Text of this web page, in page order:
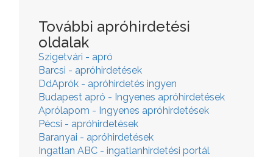
További apróhirdetési
oldalak
Szigetvári - apró
Barcsi - apróhirdetések
DdAprók - apróhirdetés ingyen
Budapest apró - Ingyenes apróhirdetések
Aprólapom - Ingyenes apróhirdetések
Pécsi - apróhirdetések
Baranyai - apróhirdetések
Ingatlan ABC - ingatlanhirdetési portál